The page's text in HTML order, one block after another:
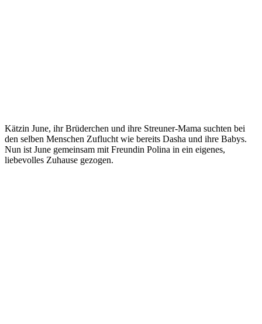
Kätzin June, ihr Brüderchen und ihre Streuner-Mama suchten bei
den selben Menschen Zuflucht wie bereits Dasha und ihre Babys.
Nun ist June gemeinsam mit Freundin Polina in ein eigenes,
liebevolles Zuhause gezogen.